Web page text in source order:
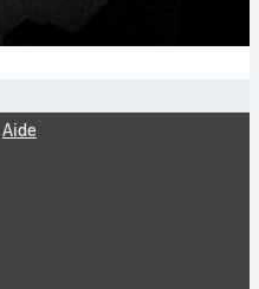
Aide